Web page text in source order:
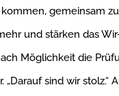
gemeinsam
und stärken das
Möglichkeit die
sind wir